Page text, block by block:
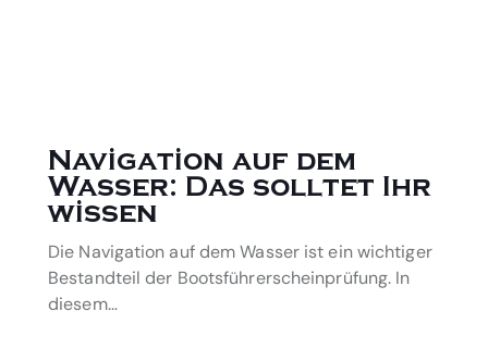
Navigation auf dem
Wasser: Das solltet Ihr
wissen
Die Navigation auf dem Wasser ist ein wichtiger
Bestandteil der Bootsführerscheinprüfung. In
diesem…